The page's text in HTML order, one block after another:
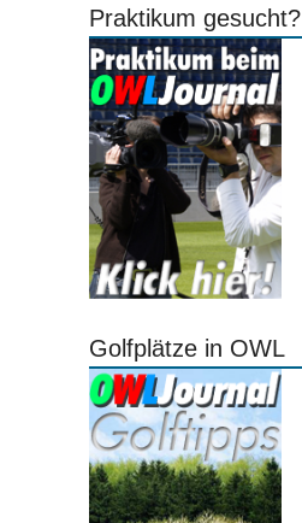
Praktikum gesucht?
Golfplätze in OWL